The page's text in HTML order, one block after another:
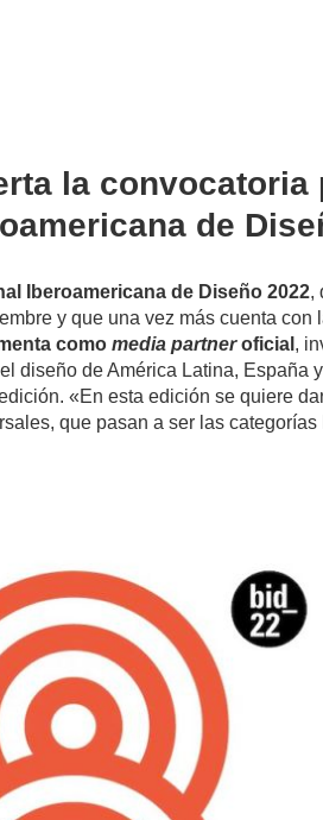
la convocatoria
de
Iberoamericana de Diseño 2022,
y que una vez más cuenta con
comomedia partneroficial ,
diseño de América Latina, España
«En esta edición se quiere
que pasan a ser las
author/redaccion/